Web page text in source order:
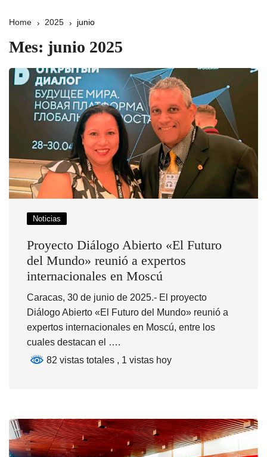
Home 2025 junio
Mes: junio 2025
Noticias
Proyecto Diálogo Abierto «El Futuro
del Mundo» reunió a expertos
internacionales en Moscú
Caracas, 30 de junio de 2025.- El proyecto
Diálogo Abierto «El Futuro del Mundo» reunió a
expertos internacionales en Moscú, entre los
cuales destacan el ….
82 vistas totales , 1 vistas hoy